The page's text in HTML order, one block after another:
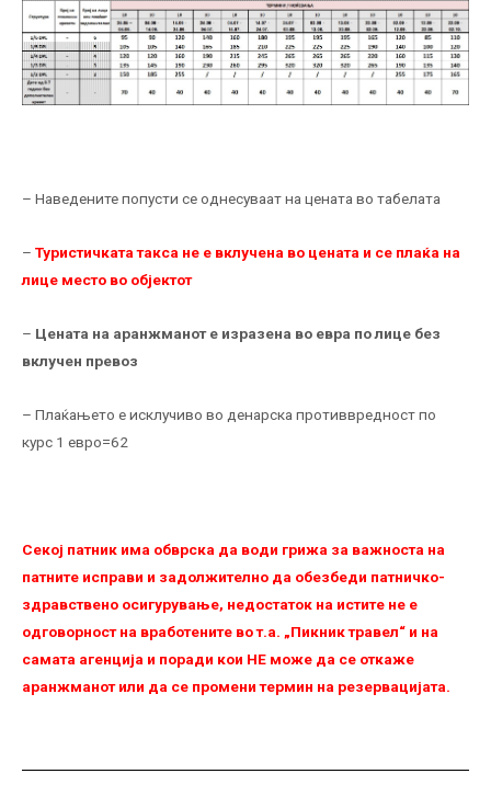
– Наведените попусти се однесуваат на цената во табелата
– Туристичката такса не е вклучена во цената и се плаќа на
лице место во објектот
– Цената на аранжманот е изразена во евра по лице без
вклучен превоз
– Плаќањето е исклучиво во денарска противвредност по
курс 1 евро=62
Секој патник има обврска да води грижа за важноста на
патните исправи и задолжително да обезбеди патничко-
здравствено осигурување, недостаток на истите не е
одговорност на вработените во т.а. „Пикник травел“ и на
самата агенција и поради кои НЕ можe да се откаже
аранжманот или да се промени термин на резервацијата.